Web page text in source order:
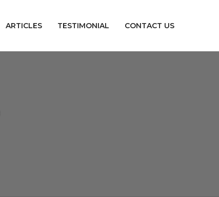
ARTICLES TESTIMONIAL CONTACT US